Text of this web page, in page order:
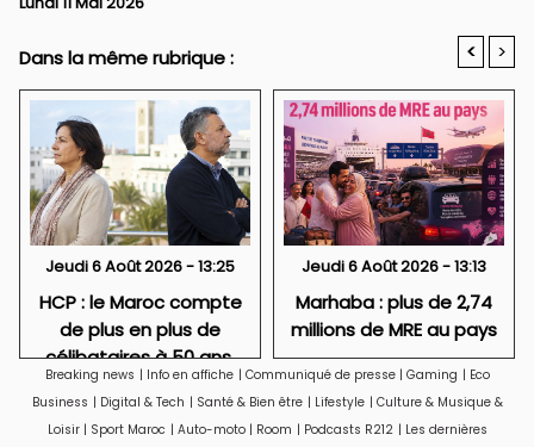
Dans la même rubrique : < >
Jeudi 6 Août 2026 - 13:25
HCP : le Maroc compte
de plus en plus de
célibataires à 50 ans,
particulièrement des
femmes
Jeudi 6 Août 2026 - 13:13
Marhaba : plus de 2,74
millions de MRE au pays
Breaking news | Info en affiche | Communiqué de presse | Gaming | Eco
Business | Digital & Tech | Santé & Bien être | Lifestyle | Culture & Musique &
Loisir | Sport Maroc | Auto-moto | Room | Podcasts R212 | Les dernières